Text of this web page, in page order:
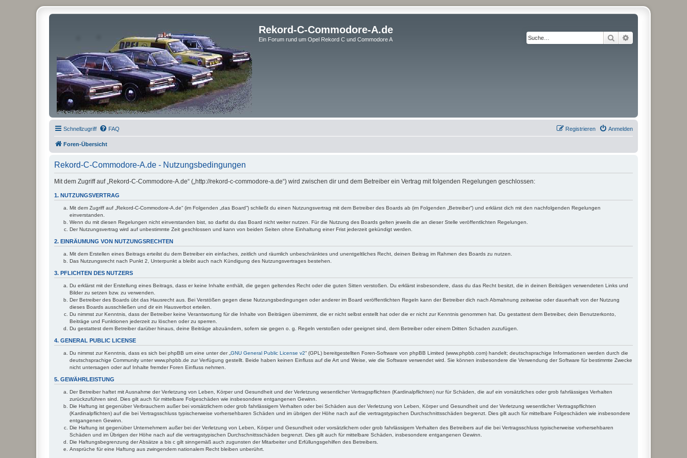
Rekord-C-Commodore-A.de
Ein Forum rund um Opel Rekord C und Commodore A Suche
Schnellzugriff FAQ Anmelden
Registrieren
Foren-Übersicht
Rekord-C-Commodore-A.de - Nutzungsbedingungen
Mit dem Zugriff auf „Rekord-C-Commodore-A.de“ („http://rekord-c-commodore-a.de“) wird zwischen dir und dem Betreiber ein Vertrag mit folgenden Regelungen geschlossen:
1. NUTZUNGSVERTRAG
Mit dem Zugriff auf „Rekord-C-Commodore-A.de“ (im Folgenden „das Board“) schließt du einen Nutzungsvertrag mit dem Betreiber des Boards ab (im Folgenden „Betreiber“) und erklärst dich mit den nachfolgenden Regelungen
einverstanden.
Wenn du mit diesen Regelungen nicht einverstanden bist, so darfst du das Board nicht weiter nutzen. Für die Nutzung des Boards gelten jeweils die an dieser Stelle veröffentlichten Regelungen.
Der Nutzungsvertrag wird auf unbestimmte Zeit geschlossen und kann von beiden Seiten ohne Einhaltung einer Frist jederzeit gekündigt werden.
2. EINRÄUMUNG VON NUTZUNGSRECHTEN
Mit dem Erstellen eines Beitrags erteilst du dem Betreiber ein einfaches, zeitlich und räumlich unbeschränktes und unentgeltliches Recht, deinen Beitrag im Rahmen des Boards zu nutzen.
Das Nutzungsrecht nach Punkt 2, Unterpunkt a bleibt auch nach Kündigung des Nutzungsvertrages bestehen.
3. PFLICHTEN DES NUTZERS
Du erklärst mit der Erstellung eines Beitrags, dass er keine Inhalte enthält, die gegen geltendes Recht oder die guten Sitten verstoßen. Du erklärst insbesondere, dass du das Recht besitzt, die in deinen Beiträgen verwendeten Links und
Bilder zu setzen bzw. zu verwenden.
Der Betreiber des Boards übt das Hausrecht aus. Bei Verstößen gegen diese Nutzungsbedingungen oder anderer im Board veröffentlichten Regeln kann der Betreiber dich nach Abmahnung zeitweise oder dauerhaft von der Nutzung
dieses Boards ausschließen und dir ein Hausverbot erteilen.
Du nimmst zur Kenntnis, dass der Betreiber keine Verantwortung für die Inhalte von Beiträgen übernimmt, die er nicht selbst erstellt hat oder die er nicht zur Kenntnis genommen hat. Du gestattest dem Betreiber, dein Benutzerkonto,
Beiträge und Funktionen jederzeit zu löschen oder zu sperren.
Du gestattest dem Betreiber darüber hinaus, deine Beiträge abzuändern, sofern sie gegen o. g. Regeln verstoßen oder geeignet sind, dem Betreiber oder einem Dritten Schaden zuzufügen.
4. GENERAL PUBLIC LICENSE
Du nimmst zur Kenntnis, dass es sich bei phpBB um eine unter der „ GNU General Public License v2“ (GPL) bereitgestellten Foren-Software von phpBB Limited (www.phpbb.com) handelt; deutschsprachige Informationen werden durch die
deutschsprachige Community unter www.phpbb.de zur Verfügung gestellt. Beide haben keinen Einfluss auf die Art und Weise, wie die Software verwendet wird. Sie können insbesondere die Verwendung der Software für bestimmte Zwecke
nicht untersagen oder auf Inhalte fremder Foren Einfluss nehmen.
5. GEWÄHRLEISTUNG
Der Betreiber haftet mit Ausnahme der Verletzung von Leben, Körper und Gesundheit und der Verletzung wesentlicher Vertragspflichten (Kardinalpflichten) nur für Schäden, die auf ein vorsätzliches oder grob fahrlässiges Verhalten
zurückzuführen sind. Dies gilt auch für mittelbare Folgeschäden wie insbesondere entgangenen Gewinn.
Die Haftung ist gegenüber Verbrauchern außer bei vorsätzlichem oder grob fahrlässigem Verhalten oder bei Schäden aus der Verletzung von Leben, Körper und Gesundheit und der Verletzung wesentlicher Vertragspflichten
(Kardinalpflichten) auf die bei Vertragsschluss typischerweise vorhersehbaren Schäden und im übrigen der Höhe nach auf die vertragstypischen Durchschnittsschäden begrenzt. Dies gilt auch für mittelbare Folgeschäden wie insbesondere
entgangenen Gewinn.
Die Haftung ist gegenüber Unternehmern außer bei der Verletzung von Leben, Körper und Gesundheit oder vorsätzlichem oder grob fahrlässigem Verhalten des Betreibers auf die bei Vertragsschluss typischerweise vorhersehbaren
Schäden und im Übrigen der Höhe nach auf die vertragstypischen Durchschnittsschäden begrenzt. Dies gilt auch für mittelbare Schäden, insbesondere entgangenen Gewinn.
Die Haftungsbegrenzung der Absätze a bis c gilt sinngemäß auch zugunsten der Mitarbeiter und Erfüllungsgehilfen des Betreibers.
Ansprüche für eine Haftung aus zwingendem nationalem Recht bleiben unberührt.